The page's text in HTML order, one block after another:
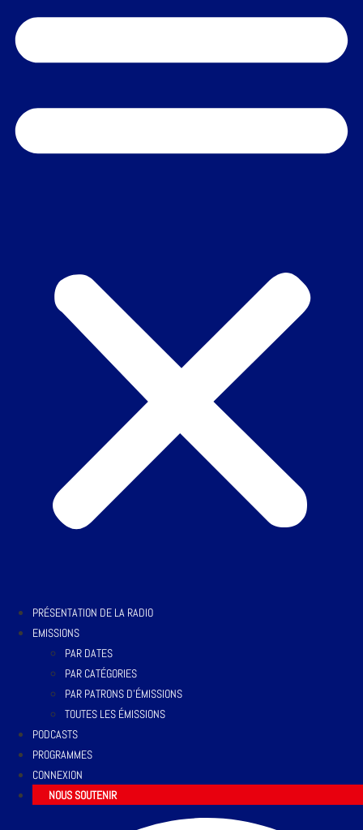
PRÉSENTATION DE LA RADIO
EMISSIONS
PAR DATES
PAR CATÉGORIES
PAR PATRONS D’ÉMISSIONS
TOUTES LES ÉMISSIONS
PODCASTS
PROGRAMMES
CONNEXION
NOUS SOUTENIR